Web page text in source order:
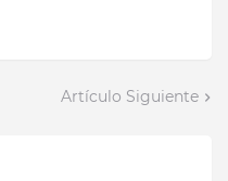
Artículo Siguiente